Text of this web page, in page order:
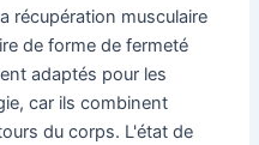
récupération musculaire
de forme de fermeté
adaptés pour les
car ils combinent
du corps. L'état de